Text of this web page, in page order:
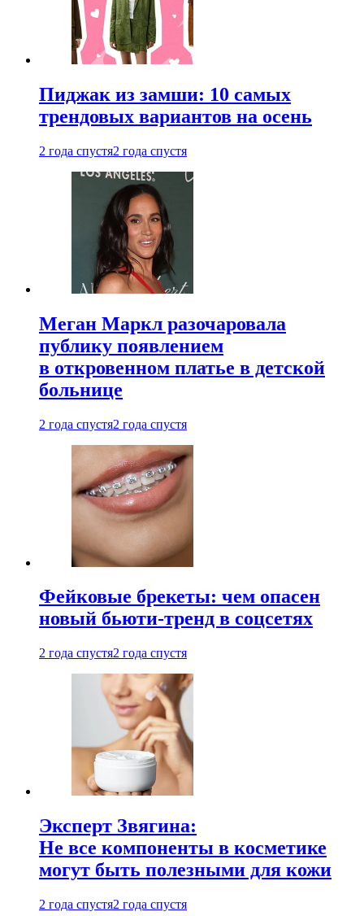
Пиджак из замши: 10 самых
трендовых вариантов на осень
2 года спустя2 года спустя
Меган Маркл разочаровала
публику появлением
в откровенном платье в детской
больнице
2 года спустя2 года спустя
Фейковые брекеты: чем опасен
новый бьюти-тренд в соцсетях
2 года спустя2 года спустя
Эксперт Звягина:
Не все компоненты в косметике
могут быть полезными для кожи
2 года спустя2 года спустя